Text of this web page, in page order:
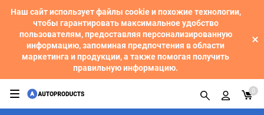
Наш сайт использует файлы cookie и похожие технологии,
чтобы гарантировать максимальное удобство
пользователям, предоставляя персонализированную
информацию, запоминая предпочтения в области
маркетинга и продукции, а также помогая получить
правильную информацию.
0